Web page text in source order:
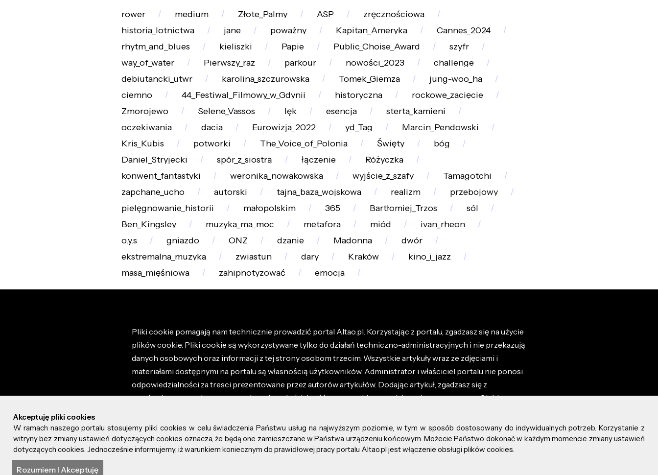
rower medium Złote_Palmy ASP
zręcznościowa
historia_lotnictwa
jane poważny Kapitan_Ameryka
Cannes_2024
rhytm_and_blues
kieliszki Papie Public_Choise_Award
szyfr
way_of_water
Pierwszy_raz parkour nowości_2023
challenge
debiutancki_utwr
karolina_szczurowska Tomek_Giemza
jung-woo_ha
ciemno
44_Festiwal_Filmowy_w_Gdynii historyczna
rockowe_zacięcie
Zmorojewo
Selene_Vassos lęk esencja
sterta_kamieni
oczekiwania
dacia Eurowizja_2022 yd_Tag
Marcin_Pendowski
Kris_Kubis
potworki The_Voice_of_Polonia Święty
bóg
Daniel_Stryjecki
spór_z_siostrą łączenie
Różyczka
konwent_fantastyki
weronika_nowakowska wyjście_z_szafy
Tamagotchi
zapchane_ucho
autorski tajna_baza_wojskowa realizm
przebojowy
pielęgnowanie_historii
małopolskim 365 Bartłomiej_Trzos
sól
Ben_Kingsley
muzyka_ma_moc metafora miód
ivan_rheon
o.y.s
gniazdo ONZ dzanie Madonna
dwór
ekstremalna_muzyka
zwiastun dary Kraków
kino_i_jazz
masa_mięśniowa
zahipnotyzować emocja
Pliki cookie pomagają nam technicznie prowadzić portal Altao.pl. Korzystając z portalu, zgadzasz się na użycie
plików cookie. Pliki cookie są wykorzystywane tylko do działań techniczno-administracyjnych i nie przekazują
danych osobowych oraz informacji z tej strony osobom trzecim. Wszystkie artykuły wraz ze zdjęciami i
materiałami dostępnymi na portalu są własnością użytkowników. Administrator i właściciel portalu nie ponosi
odpowiedzialności za tresci prezentowane przez autorów artykułów. Dodając artykuł, zgadzasz się z
regulaminem portalu oraz ponosisz odpowiedzialność za wszystkie materiały umieszczone przez Ciebie na
© 2026 altao.pl. Wszystkie prawa zastrzeżone.
0.047
Akceptuję pliki cookies
W ramach naszego portalu stosujemy pliki cookies w celu świadczenia Państwu usług na najwyższym poziomie, w tym w sposób dostosowany do indywidualnych potrzeb. Korzystanie z
witryny bez zmiany ustawień dotyczących cookies oznacza, że będą one zamieszczane w Państwa urządzeniu końcowym. Możecie Państwo dokonać w każdym momencie zmiany ustawień
dotyczących cookies. Jednocześnie informujemy, iż warunkiem koniecznym do prawidłowej pracy portalu Altao.pl jest włączenie obsługi plików cookies.
Rozumiem I Akceptuję